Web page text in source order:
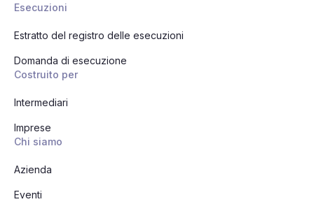
Esecuzioni
Estratto del registro delle esecuzioni
Domanda di esecuzione
Costruito per
Intermediari
Imprese
Chi siamo
Azienda
Eventi